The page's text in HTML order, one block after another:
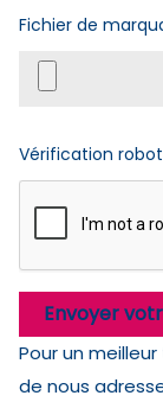
Fichier de
Vérification robot
Envoyer
Pour un
de nous